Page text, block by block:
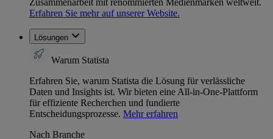
Zusammenarbeit mit renommierten Medienmarken weltweit.
Erfahren Sie mehr auf unserer Website.
Lösungen
Warum Statista
Erfahren Sie, warum Statista die Lösung für verlässliche
Daten und Insights ist. Wir bieten eine All-in-One-Plattform
für effiziente Recherchen und fundierte
Entscheidungsprozesse. Mehr erfahren
Nach Branche